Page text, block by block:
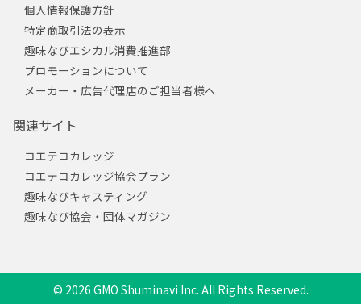
個人情報保護方針
特定商取引法の表示
趣味なびエシカル消費推進部
プロモーションについて
メーカー・広告代理店のご担当者様へ
関連サイト
コエテコカレッジ
コエテコカレッジ協会プラン
趣味なびキャスティング
趣味なび協会・団体マガジン
© 2026 GMO Shuminavi Inc. All Rights Reserved.